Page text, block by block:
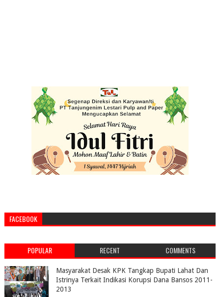
FACEBOOK
POPULAR RECENT COMMENTS
Masyarakat Desak KPK Tangkap Bupati Lahat Dan
Istrinya Terkait Indikasi Korupsi Dana Bansos 2011-
2013